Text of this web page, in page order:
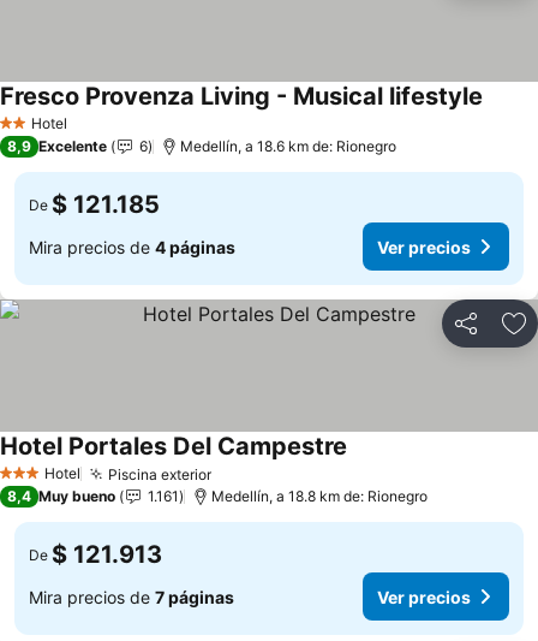
2 Estrellas
Hotel
Fresco Provenza Living - Musical lifestyle
8,9 Excelente 6 Medellín, a 18.6 km de: Rionegro
De $ 121.185
Mira precios de 4 páginas Ver precios
Compartir
3 Estrellas
Hotel Piscina exteriorVer precios
Hotel Portales Del Campestre
8,4 Muy bueno 1.161 Medellín, a 18.8 km de: Rionegro
De $ 121.913
Mira precios de 7 páginas Ver precios